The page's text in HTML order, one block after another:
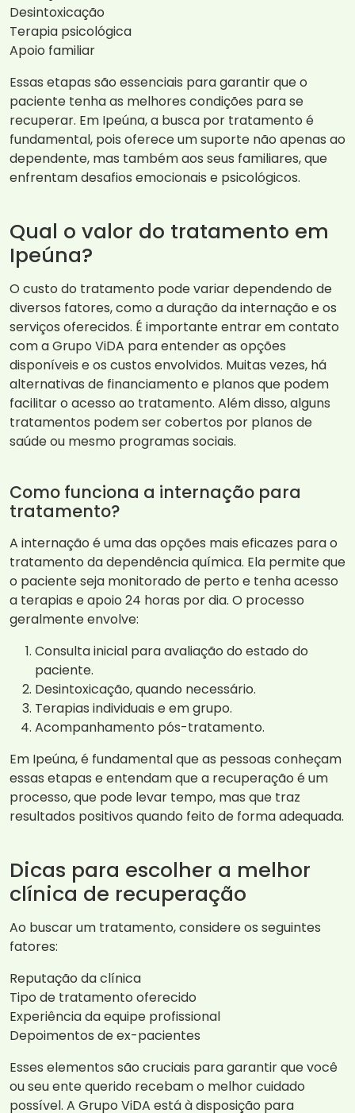
Desintoxicação
Terapia psicológica
Apoio familiar
Essas etapas são essenciais para garantir que o
paciente tenha as melhores condições para se
recuperar. Em Ipeúna, a busca por tratamento é
fundamental, pois oferece um suporte não apenas ao
dependente, mas também aos seus familiares, que
enfrentam desafios emocionais e psicológicos.
Qual o valor do tratamento em
Ipeúna?
O custo do tratamento pode variar dependendo de
diversos fatores, como a duração da internação e os
serviços oferecidos. É importante entrar em contato
com a Grupo ViDA para entender as opções
disponíveis e os custos envolvidos. Muitas vezes, há
alternativas de financiamento e planos que podem
facilitar o acesso ao tratamento. Além disso, alguns
tratamentos podem ser cobertos por planos de
saúde ou mesmo programas sociais.
Como funciona a internação para
tratamento?
A internação é uma das opções mais eficazes para o
tratamento da dependência química. Ela permite que
o paciente seja monitorado de perto e tenha acesso
a terapias e apoio 24 horas por dia. O processo
geralmente envolve:
Consulta inicial para avaliação do estado do
paciente.
Desintoxicação, quando necessário.
Terapias individuais e em grupo.
Acompanhamento pós-tratamento.
Em Ipeúna, é fundamental que as pessoas conheçam
essas etapas e entendam que a recuperação é um
processo, que pode levar tempo, mas que traz
resultados positivos quando feito de forma adequada.
Dicas para escolher a melhor
clínica de recuperação
Ao buscar um tratamento, considere os seguintes
fatores:
Reputação da clínica
Tipo de tratamento oferecido
Experiência da equipe profissional
Depoimentos de ex-pacientes
Esses elementos são cruciais para garantir que você
ou seu ente querido recebam o melhor cuidado
possível. A Grupo ViDA está à disposição para